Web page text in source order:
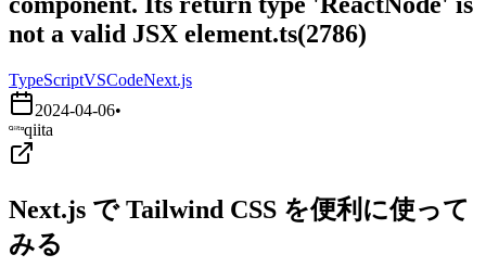
not a valid JSX element.ts(2786)
TypeScriptVSCodeNext.js
2024-04-06•
qiita
Next.js で Tailwind CSS を便利に使って
みる